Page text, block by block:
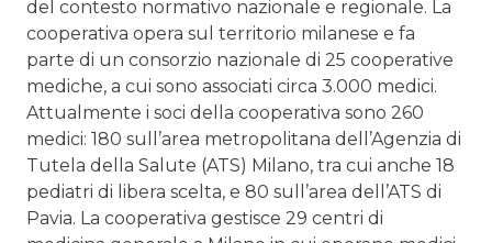
del contesto normativo nazionale e regionale. La
cooperativa opera sul territorio milanese e fa
parte di un consorzio nazionale di 25 cooperative
mediche, a cui sono associati circa 3.000 medici.
Attualmente i soci della cooperativa sono 260
medici: 180 sull’area metropolitana dell’Agen­zia di
Tutela della Salute (ATS) Milano, tra cui anche 18
pediatri di libera scelta, e 80 sull’area dell’ATS di
Pavia. La cooperativa gestisce 29 centri di